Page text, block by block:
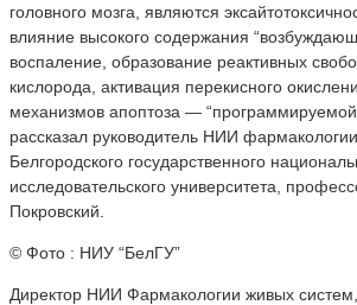
головного мозга, являются
влияние высокого содержания
воспаление, образование реактивных
кислорода, активация перекисного
механизмов апоптоза —
рассказал руководитель НИИ
Белгородского государственного
исследовательского университета,
Покровский.
© Фото : НИУ “БелГУ”
Директор НИИ Фармакологии живых